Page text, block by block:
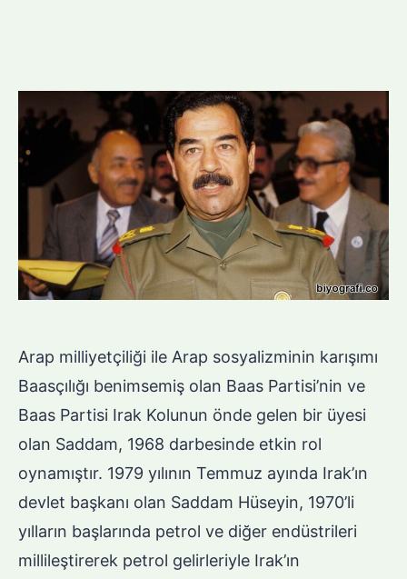
Arap milliyetçiliği ile Arap sosyalizminin karışımı
Baasçılığı benimsemiş olan Baas Partisi’nin ve
Baas Partisi Irak Kolunun önde gelen bir üyesi
olan Saddam, 1968 darbesinde etkin rol
oynamıştır. 1979 yılının Temmuz ayında Irak’ın
devlet başkanı olan Saddam Hüseyin, 1970’li
yılların başlarında petrol ve diğer endüstrileri
millileştirerek petrol gelirleriyle Irak’ın